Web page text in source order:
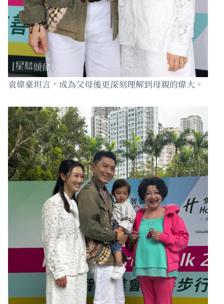
袁偉豪坦言，成為父母後更深刻理解到母親的偉大。